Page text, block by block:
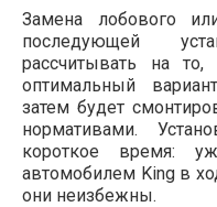
Замена лобового
последующей
рассчитывать на
оптимальный
затем будет
нормативами.
короткое время:
автомобилем King в
они неизбежны.